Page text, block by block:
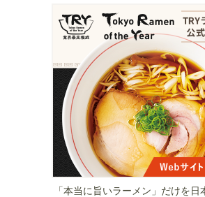
「本当に旨いラーメン」だけを日